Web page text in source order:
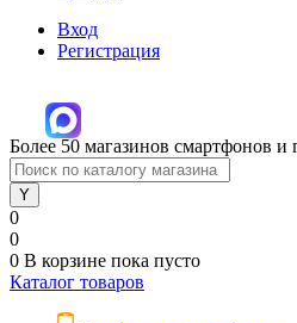
Вход
Регистрация
Более 50 магазинов смартфонов и
0
0
0 В корзине пока пусто
Каталог товаров